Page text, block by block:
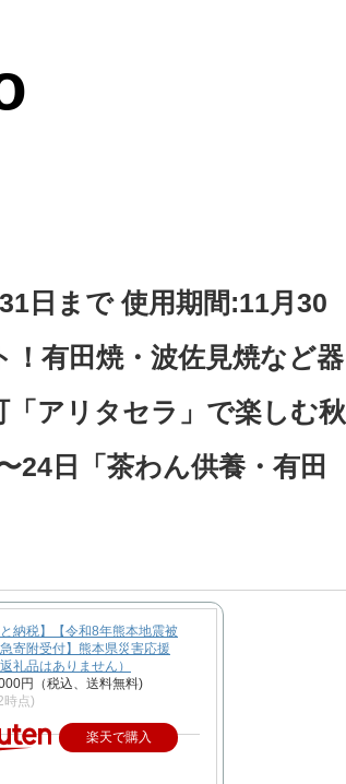
日まで 使用期間:11月30
有田焼・波佐見焼など器
アリタセラ」で楽しむ秋
24日「茶わん供養・有田
と納税】【令和8年熊本地震被
寄附受付】熊本県災害応援
礼品はありません）
円（税込、送料無料)
時点)
楽天で購入